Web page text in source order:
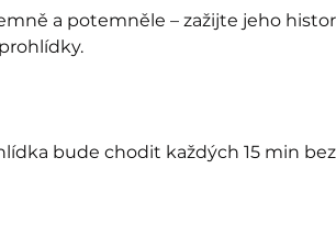
a potemněle – zažijte jeho
bude chodit každých 15 min